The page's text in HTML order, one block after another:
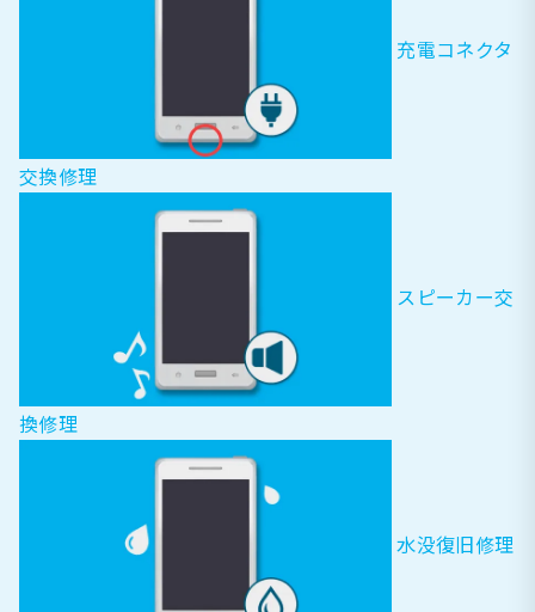
充電コネクタ
交換修理
スピーカー交
換修理
水没復旧修理